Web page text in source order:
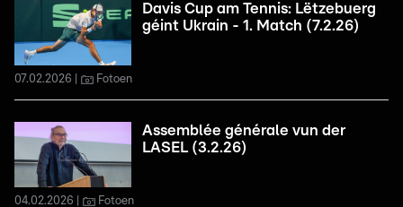
Davis Cup am Tennis: Lëtzebuerg
géint Ukrain - 1. Match (7.2.26)
07.02.2026 Fotoen
Assemblée générale vun der
LASEL (3.2.26)
04.02.2026 Fotoen